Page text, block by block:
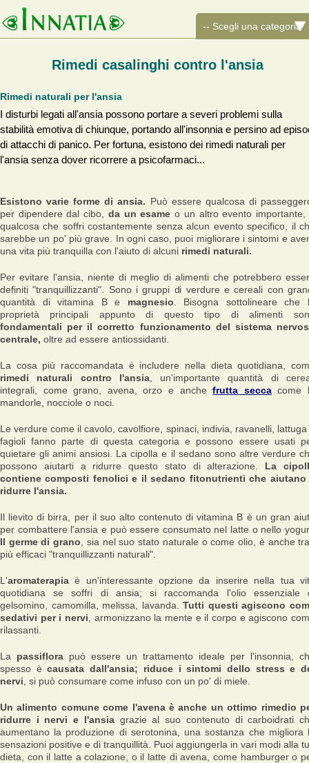
Rimedi casalinghi contro l'ansia
Rimedi naturali per l'ansia
I disturbi legati all'ansia possono portare a severi problemi sulla
stabilità emotiva di chiunque, portando all'insonnia e persino ad
di attacchi di panico. Per fortuna, esistono dei rimedi naturali per
l'ansia senza dover ricorrere a psicofarmaci...
Esistono varie forme di ansia. Può essere qualcosa di
per dipendere dal cibo, da un esame o un altro evento importante,
qualcosa che soffri costantemente senza alcun evento specifico, il
sarebbe un po' più grave. In ogni caso, puoi migliorare i sintomi e
una vita più tranquilla con l'aiuto di alcuni rimedi naturali.
Per evitare l'ansia, niente di meglio di alimenti che potrebbero
definiti "tranquillizzanti". Sono i gruppi di verdure e cereali con
quantità di vitamina B e magnesio . Bisogna sottolineare che
proprietà principali appunto di questo tipo di alimenti
fondamentali per il corretto funzionamento del sistema
centrale, oltre ad essere antiossidanti.
La cosa più raccomandata è includere nella dieta quotidiana,
rimedi naturali contro l'ansia, un'importante quantità di
integrali, come grano, avena, orzo e anchefrutta seccacome
mandorle, nocciole o noci.
Le verdure come il cavolo, cavolfiore, spinaci, indivia, ravanelli, lattuga
fagioli fanno parte di questa categoria e possono essere usati
quietare gli animi ansiosi. La cipolla e il sedano sono altre verdure
possono aiutarti a ridurre questo stato di alterazione. La
contiene composti fenolici e il sedano fitonutrienti che aiutano
ridurre l'ansia.
Il lievito di birra, per il suo alto contenuto di vitamina B è un gran
per combattere l'ansia e può essere consumato nel latte o nello
Il germe di grano , sia nel suo stato naturale o come olio, è anche
più efficaci "tranquillizzanti naturali".
L'aromaterapia è un'interessante opzione da inserire nella tua
quotidiana se soffri di ansia; si raccomanda l'olio essenziale
gelsomino, camomilla, melissa, lavanda.Tutti questi agiscono
sedativi per i nervi , armonizzano la mente e il corpo e agiscono
rilassanti.
La passiflora può essere un trattamento ideale per l'insonnia,
spesso ècausata dall'ansia; riduce i sintomi dello stress e
nervi , si può consumare come infuso con un po' di miele.
Un alimento comune come l'avena è anche un ottimo rimedio
ridurre i nervi e l'ansiagrazie al suo contenuto di carboidrati
aumentano la produzione di serotonina, una sostanza che migliora
sensazioni positive e di tranquillità. Puoi aggiungerla in vari modi alla
dieta, con il latte a colazione, o il latte di avena, come hamburger o